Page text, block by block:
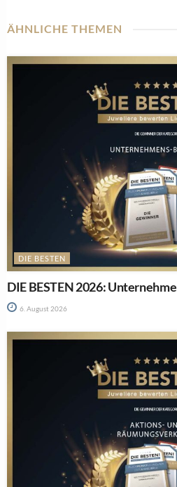
ÄHNLICHE THEMEN
DIE BESTEN
DIE BESTEN 2026:
6. August 2026